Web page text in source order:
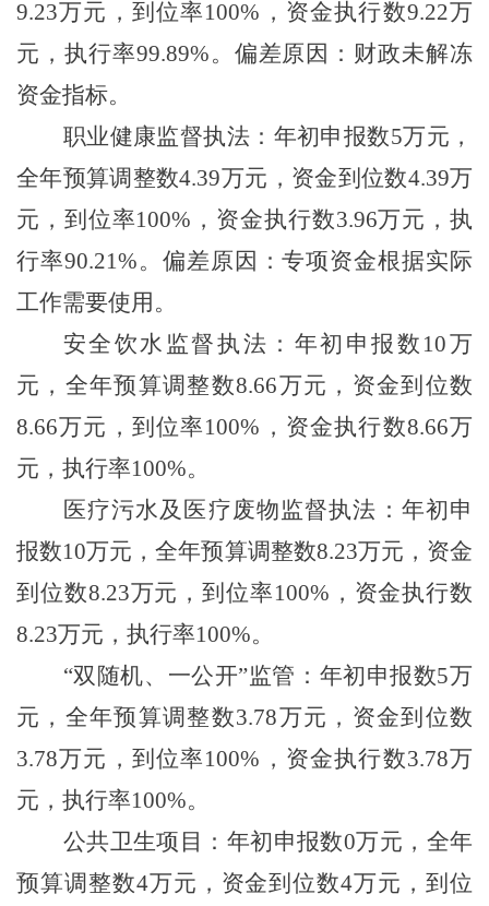
9.23万元，到位率100% ，资金执行数9.22万
元，执行率99.89%。偏差原因：财政未解冻
资金指标。
职业健康监督执法：年初申报数5万元，
全年预算调整数4.39万元，资金到位数4.39万
元，到位率100% ，资金执行数3.96万元，执
行率90.21%。偏差原因：专项资金根据实际
工作需要使用。
安全饮水监督执法：年初申报数 10万
元，全年预算调整数8.66万元，资金到位数
8.66万元，到位率100% ，资金执行数8.66万
元，执行率100%。
医疗污水及医疗废物监督执法：年初申
报数10万元，全年预算调整数8.23万元，资金
到位数8.23万元，到位率100% ，资金执行数
8.23万元，执行率100%。
“双随机、一公开”监管：年初申报数5万
元，全年预算调整数3.78万元，资金到位数
3.78万元，到位率100% ，资金执行数3.78万
元，执行率100%。
公共卫生项目：年初申报数0万元，全年
预算调整数4万元，资金到位数4万元，到位